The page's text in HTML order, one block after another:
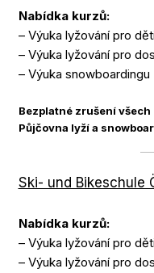
Nabídka kurzů:
– Výuka lyžování pro děti
– Výuka lyžování pro
– Výuka snowboardingu
Bezplatné zrušení všech
Půjčovna lyží a
Ski- und Bikeschule
Nabídka kurzů:
– Výuka lyžování pro děti
– Výuka lyžování pro